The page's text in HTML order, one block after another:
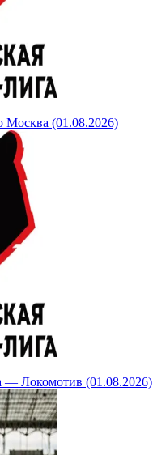
(01.08.2026)
— Локомотив (01.08.2026)